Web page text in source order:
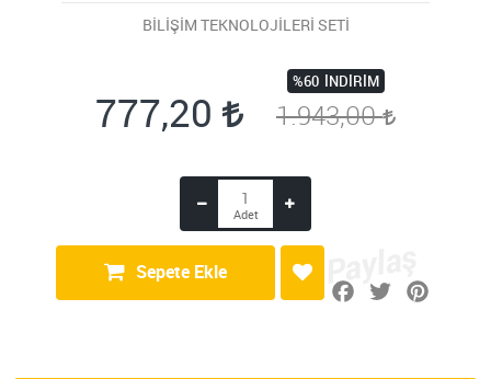
BİLİŞİM TEKNOLOJİLERİ SETİ
777,20
%60 İNDIRIM
1.943,00
Sepete Ekle